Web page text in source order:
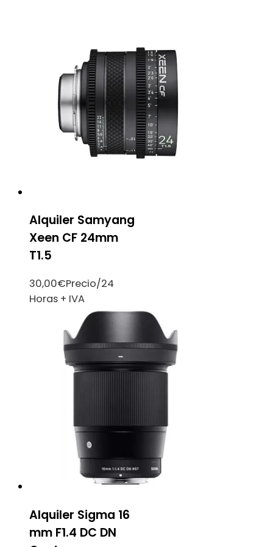
Alquiler Samyang
Xeen CF 24mm
T1.5
30,00€Precio/24
Horas + IVA
Alquiler Sigma 16
mm F1.4 DC DN